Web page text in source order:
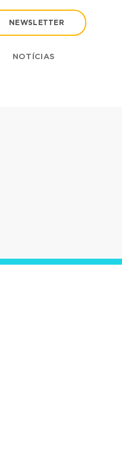
NEWSLETTER
NOTÍCIAS